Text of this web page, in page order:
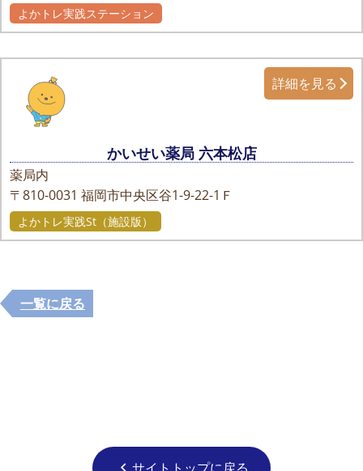
よかトレ実践ステーション
かいせい薬局 六本松店
薬局内
〒810-0031 福岡市中央区谷1-9-22-1Ｆ
詳細を見る
よかトレ実践St（施設版）
一覧に戻る
chevron_left